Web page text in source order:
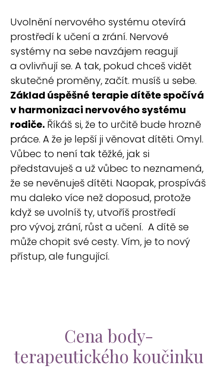
Uvolnění nervového systému otevírá
prostředí k učení a zrání. Nervové
systémy na sebe navzájem reagují
a ovlivňují se. A tak, pokud chceš vidět
skutečné proměny, začít. musíš u sebe.
Základ úspěšné terapie dítěte spočívá
v harmonizaci nervového systému
rodiče. Říkáš si, že to určitě bude hrozně
práce. A že je lepší ji věnovat dítěti. Omyl.
Vůbec to není tak těžké, jak si
představuješ a už vůbec to neznamená,
že se nevěnuješ dítěti. Naopak, prospíváš
mu daleko více než doposud, protože
když se uvolníš ty, utvoříš prostředí
pro vývoj, zrání, růst a učení. A dítě se
může chopit své cesty. Vím, je to nový
přístup, ale fungující.
Cena body-
terapeutického koučinku